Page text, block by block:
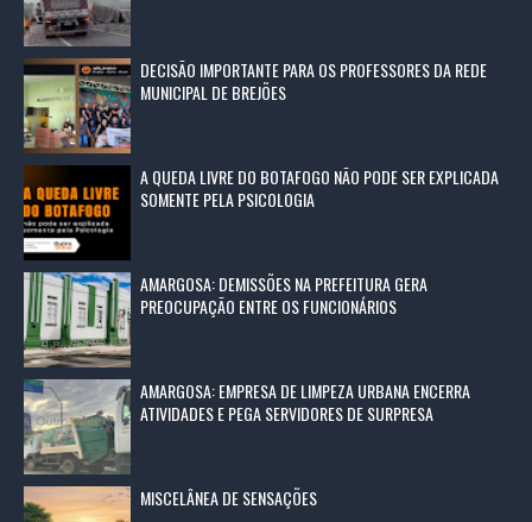
DECISÃO IMPORTANTE PARA OS PROFESSORES DA REDE
MUNICIPAL DE BREJÕES
A QUEDA LIVRE DO BOTAFOGO NÃO PODE SER EXPLICADA
SOMENTE PELA PSICOLOGIA
AMARGOSA: DEMISSÕES NA PREFEITURA GERA
PREOCUPAÇÃO ENTRE OS FUNCIONÁRIOS
AMARGOSA: EMPRESA DE LIMPEZA URBANA ENCERRA
ATIVIDADES E PEGA SERVIDORES DE SURPRESA
MISCELÂNEA DE SENSAÇÕES